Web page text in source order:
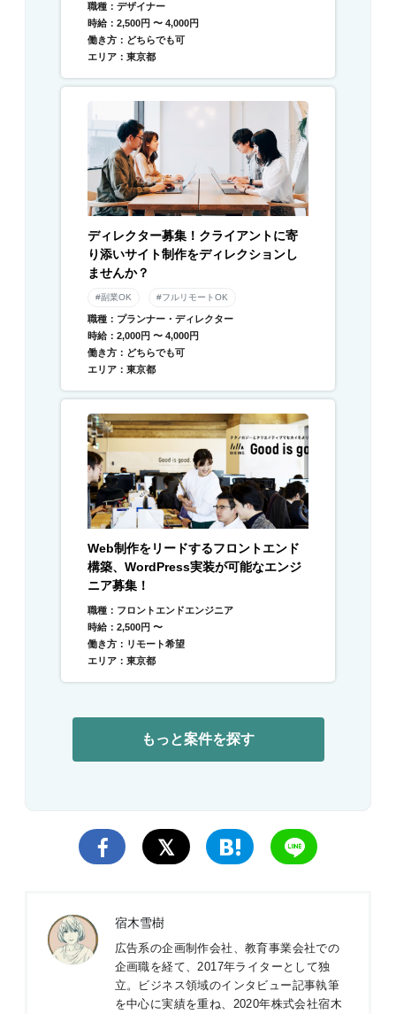
職種：デザイナー
時給：2,500円 〜 4,000円
働き方：どちらでも可
エリア：東京都
ディレクター募集！クライアントに寄
り添いサイト制作をディレクションし
ませんか？
#副業OK #フルリモートOK
職種：プランナー・ディレクター
時給：2,000円 〜 4,000円
働き方：どちらでも可
エリア：東京都
Web制作をリードするフロントエンド
構築、WordPress実装が可能なエンジ
ニア募集！
職種：フロントエンドエンジニア
時給：2,500円 〜
働き方：リモート希望
エリア：東京都
もっと案件を探す
宿木雪樹
広告系の企画制作会社、教育事業会社での
企画職を経て、2017年ライターとして独
立。ビジネス領域のインタビュー記事執筆
を中心に実績を重ね、2020年株式会社宿木